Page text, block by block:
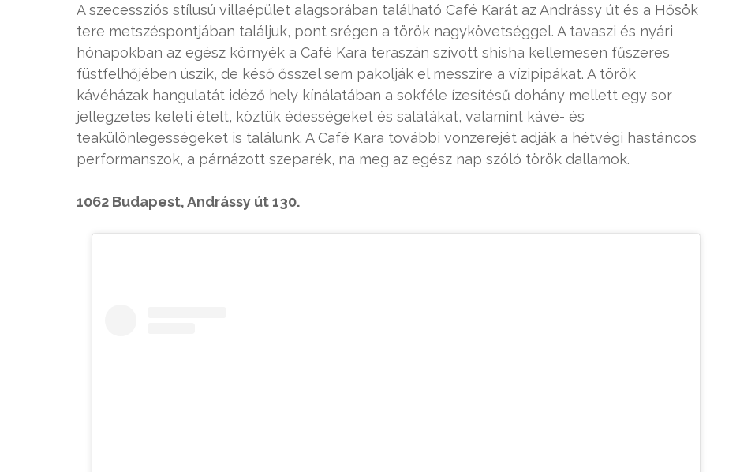
A szecessziós stílusú villaépület alagsorában található Café Karát az Andrássy út és a Hősök
tere metszéspontjában találjuk, pont srégen a török nagykövetséggel. A tavaszi és nyári
hónapokban az egész környék a Café Kara teraszán szívott shisha kellemesen fűszeres
füstfelhőjében úszik, de késő ősszel sem pakolják el messzire a vízipipákat. A török
kávéházak hangulatát idéző hely kínálatában a sokféle ízesítésű dohány mellett egy sor
jellegzetes keleti ételt, köztük édességeket és salátákat, valamint kávé- és
teakülönlegességeket is találunk. A Café Kara további vonzerejét adják a hétvégi hastáncos
performanszok, a párnázott szeparék, na meg az egész nap szóló török dallamok.
1062 Budapest, Andrássy út 130.